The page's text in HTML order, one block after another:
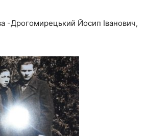
-Дрогомирецький Йосип Iванович,